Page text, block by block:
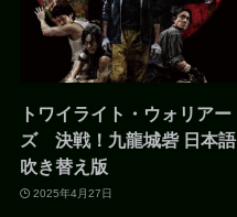
トワイライト・ウォリアー
ズ 決戦！九龍城砦 日本語
吹き替え版
2025年4月27日